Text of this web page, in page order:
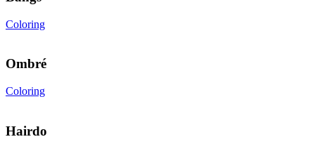
Coloring
Ombré
Coloring
Hairdo